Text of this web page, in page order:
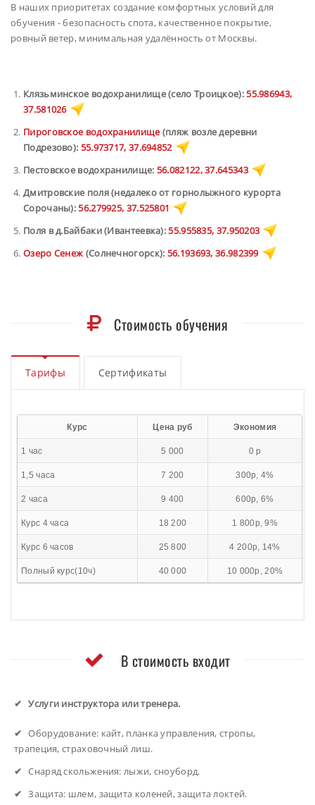
В наших приоритетах создание комфортных условий для
обучения - безопасность спота, качественное покрытие,
ровный ветер, минимальная удалённость от Москвы.
Клязьминское водохранилище (село Троицкое):55.986943,
37.581026
Пироговское водохранилище(пляж возле деревни
Подрезово): 55.973717, 37.694852
Пестовское водохранилище: 56.082122, 37.645343
Дмитровские поля (недалеко от горнолыжного курорта
Сорочаны):56.279925, 37.525801
Поля в д.Байбаки (Ивантеевка):55.955835, 37.950203
Озеро Сенеж (Солнечногорск): 56.193693, 36.982399
Стоимость обучения
Тарифы Сертификаты
Курс Цена руб Экономия
1 час 5 000 0 р
1,5 часа 7 200 300р, 4%
2 часа 9 400 600р, 6%
Курс 4 часа 18 200 1 800р, 9%
Курс 6 часов 25 800 4 200р, 14%
Полный курс(10ч) 40 000 10 000р, 20%
В стоимость входит
Услуги инструктора или тренера.
Оборудование: кайт, планка управления, стропы,
трапеция, страховочный лиш.
Снаряд скольжения: лыжи, сноуборд.
Защита: шлем, защита коленей, защита локтей.